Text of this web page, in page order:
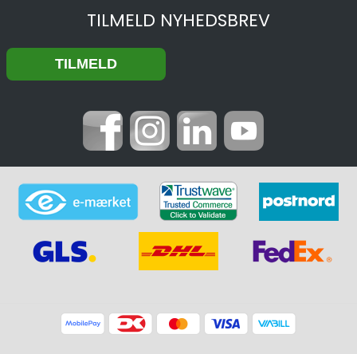
TILMELD NYHEDSBREV